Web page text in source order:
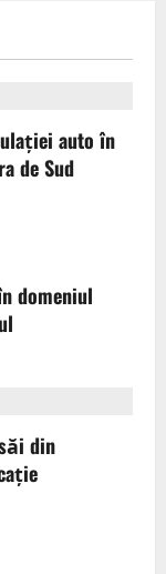
auto în
de Sud
domeniul
din